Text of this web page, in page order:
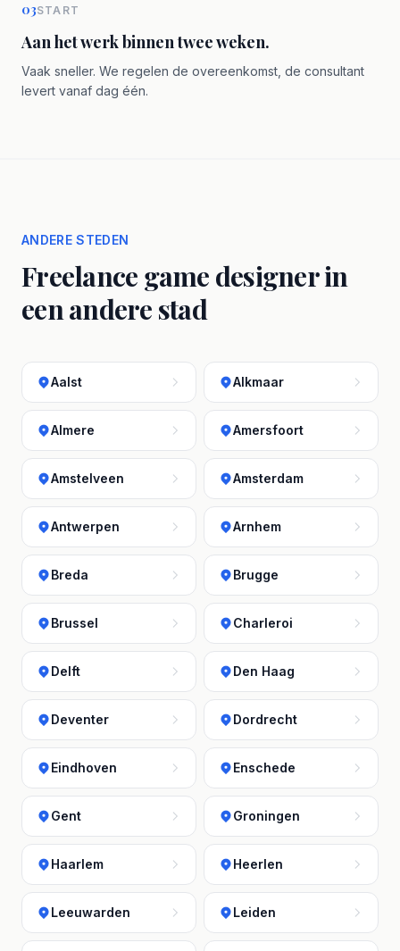
03START
Aan het werk binnen twee weken.
Vaak sneller. We regelen de overeenkomst, de consultant
levert vanaf dag één.
ANDERE STEDEN
Freelance game designer in
een andere stad
Aalst Alkmaar
Almere Amersfoort
Amstelveen Amsterdam
Antwerpen Arnhem
Breda Brugge
Brussel Charleroi
Delft Den Haag
Deventer Dordrecht
Eindhoven Enschede
Gent Groningen
Haarlem Heerlen
Leeuwarden Leiden